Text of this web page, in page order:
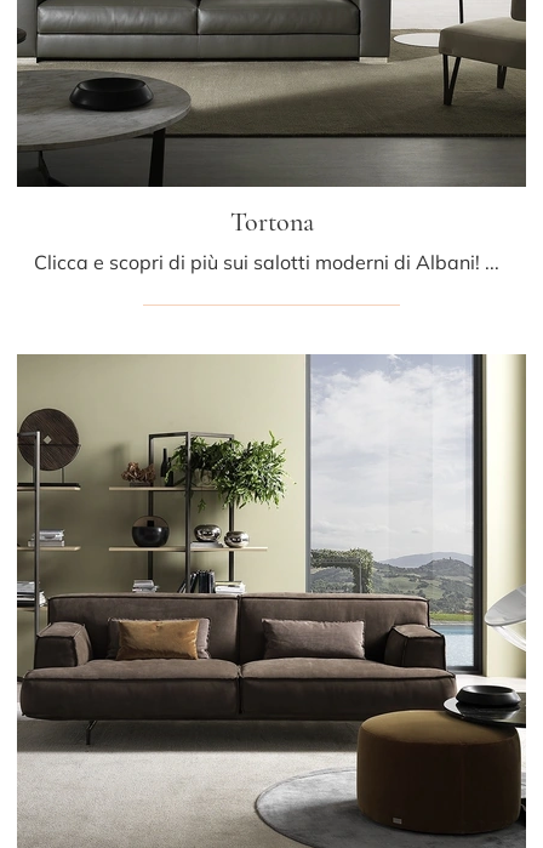
Tortona
Clicca e scopri di più sui salotti moderni di Albani! Diversi modelli di divani, come Tortona, ti attendono.